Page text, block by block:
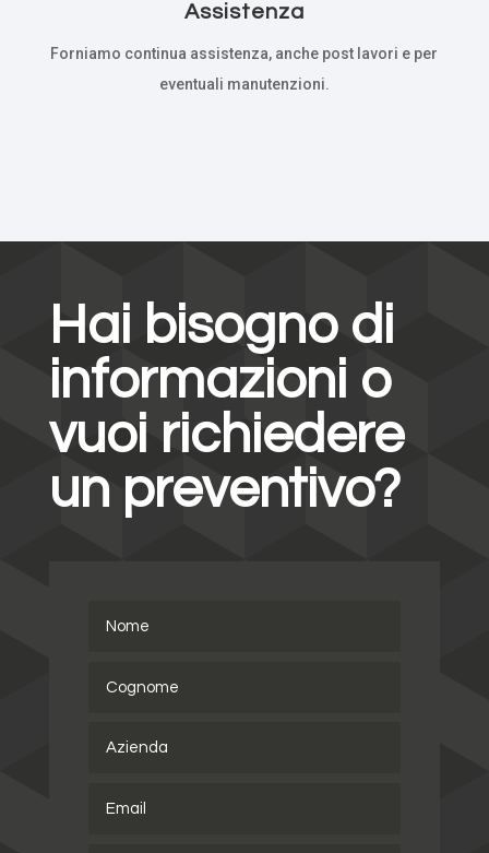
Assistenza
Forniamo continua assistenza, anche post lavori e per
eventuali manutenzioni.
Hai bisogno di
informazioni o
vuoi richiedere
un preventivo?